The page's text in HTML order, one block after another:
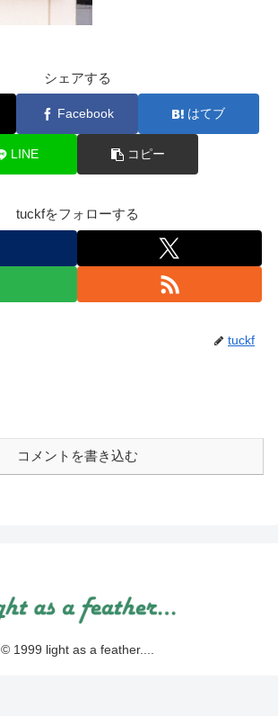
シェアする
Facebook はてブ
LINE コピー
tuckfをフォローする
tuckf
コメントを書き込む
© 1999 light as a feather....